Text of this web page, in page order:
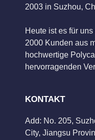
2003 in Suzhou,
Heute ist es für
2000 Kunden aus
hochwertige
hervorragenden
KONTAKT
Add: No. 205,
City, Jiangsu